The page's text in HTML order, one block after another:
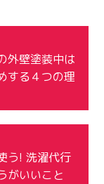
外壁塗装中は
する４つの理
う! 洗濯代行
がいいこと